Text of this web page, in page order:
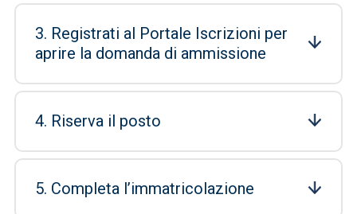
3. Registrati al Portale Iscrizioni per
aprire la domanda di ammissione
4. Riserva il posto
5. Completa l’immatricolazione